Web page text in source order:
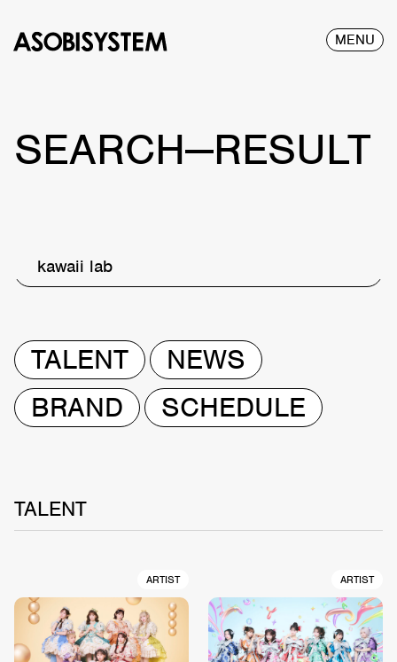
MENU
SEARCH—RESULT
kawaii lab
TALENT
NEWS
BRAND
SCHEDULE
TALENT
ARTIST ARTIST